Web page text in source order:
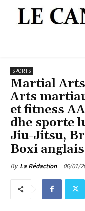
SPORTS
Martial Arts
Arts
et fitness
dhe sporte
Jiu-Jitsu,
Boxi
By La Rédaction 06/01/